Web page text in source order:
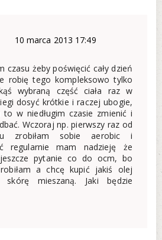
10 marca 2013 17:49
czasu żeby poświęcić cały dzień
robię tego kompleksowo tylko
wybraną część ciała raz w
dosyć krótkie i raczej ubogie,
to w niedługim czasie zmienić i
Wczoraj np. pierwszy raz od
zrobiłam sobie aerobic i
regularnie mam nadzieję że
pytanie co do ocm, bo
a chcę kupić jakiś olej
mieszaną. Jaki będzie